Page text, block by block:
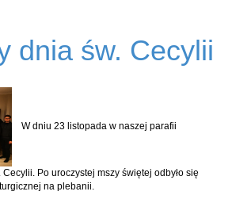
dnia św. Cecylii
W dniu 23 listopada w naszej parafii
Po uroczystej mszy świętej odbyło się
na plebanii.